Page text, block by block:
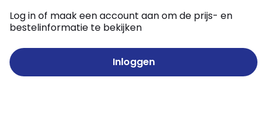
Log in of maak een account aan om de prijs- en
bestelinformatie te bekijken
Inloggen